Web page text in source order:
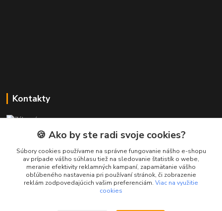
Kontakty
+421 911 010 560
Po-Pia, 13-17 hod.
info@presmartfon.sk
🍪 Ako by ste radi svoje cookies?
Súbory cookies používame na správne fungovanie nášho e-shopu
av prípade vášho súhlasu tiež na sledovanie štatistík o webe,
meranie efektivity reklamných kampaní, zapamätanie vášho
obľúbeného nastavenia pri používaní stránok, či zobrazenie
reklám zodpovedajúcich vašim preferenciám. Viac na využitie
cookies